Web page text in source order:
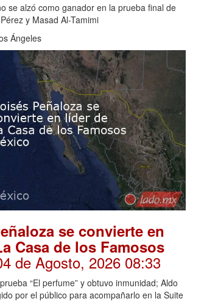
se alzó como ganador en la prueba final de
y Masad Al-Tamimi
Ángeles
se convierte en
Casa de los Famosos
de Agosto, 2026 08:33
“El perfume” y obtuvo inmunidad; Aldo
por el público para acompañarlo en la Suite